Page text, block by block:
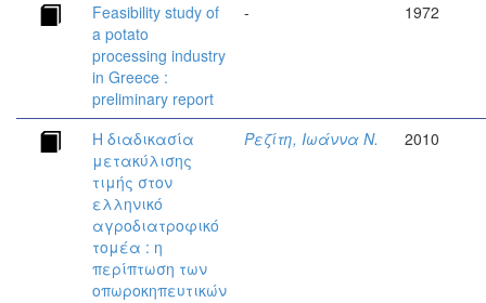
Feasibility study of
a potato
processing industry
in Greece :
preliminary report
- 1972
Η διαδικασία
μετακύλισης
τιμής στον
ελληνικό
αγροδιατροφικό
τομέα : η
περίπτωση των
οπωροκηπευτικών
Ρεζίτη, Ιωάννα Ν. 2010